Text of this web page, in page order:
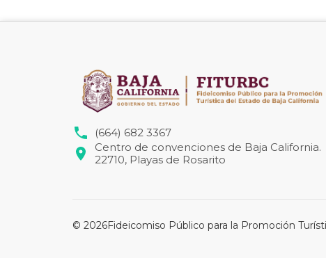
(664) 682 3367
Centro de convenciones de Baja California.
22710, Playas de Rosarito
© 2026Fideicomiso Público para la Promoción